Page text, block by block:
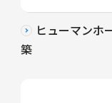
ヒューマンホ
築